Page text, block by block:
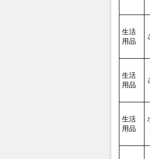
生活
用品
生活
用品
生活
用品